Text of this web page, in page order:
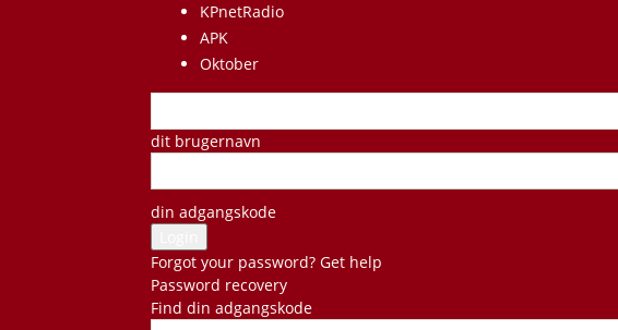
KPnetRadio
APK
Oktober
dit brugernavn
din adgangskode
Forgot your password? Get help
Password recovery
Find din adgangskode